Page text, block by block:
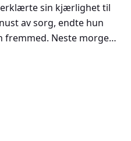
sin kjærlighet til
av sorg, endte hun
fremmed. Neste morgen
da hun oppdaget at
Vegas-ektemann?! Nå må
navigere denne